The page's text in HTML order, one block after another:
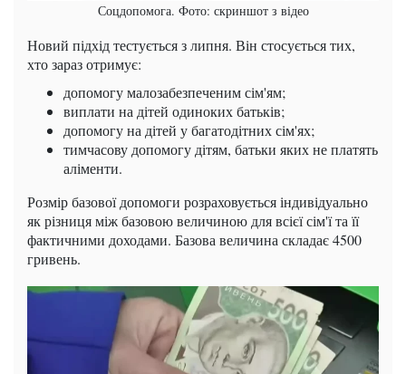
Соцдопомога. Фото: скриншот з відео
Новий підхід тестується з липня. Він стосується тих,
хто зараз отримує:
допомогу малозабезпеченим сім'ям;
виплати на дітей одиноких батьків;
допомогу на дітей у багатодітних сім'ях;
тимчасову допомогу дітям, батьки яких не платять
аліменти.
Розмір базової допомоги розраховується індивідуально
як різниця між базовою величиною для всієї сім'ї та її
фактичними доходами. Базова величина складає 4500
гривень.